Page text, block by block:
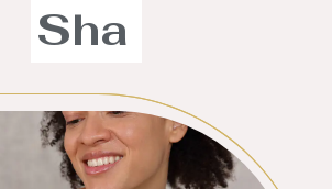
Sha